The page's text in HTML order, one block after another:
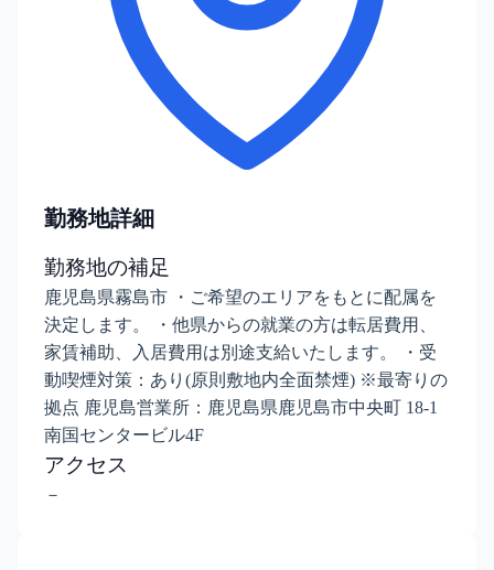
勤務地詳細
勤務地の補足
鹿児島県霧島市 ・ご希望のエリアをもとに配属を
決定します。 ・他県からの就業の方は転居費用、
家賃補助、入居費用は別途支給いたします。 ・受
動喫煙対策：あり(原則敷地内全面禁煙) ※最寄りの
拠点 鹿児島営業所：鹿児島県鹿児島市中央町 18-1
南国センタービル4F
アクセス
－